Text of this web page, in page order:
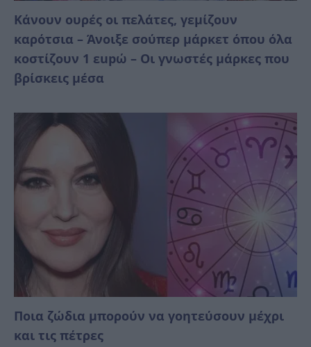
Κάνουν ουρές οι πελάτες, γεμίζουν
καρότσια – Άνοιξε σούπερ μάρκετ όπου όλα
κοστίζουν 1 εupώ – Οι γνωστές μάρκες που
βρίσκεις μέσα
Ποια ζώδια μπορούν να γοητεύσουν μέχρι
και τις πέτρες